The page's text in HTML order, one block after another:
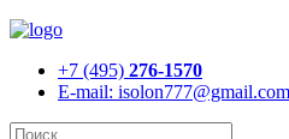
+7 (495) 276-1570
E-mail: isolon777@gmail.com